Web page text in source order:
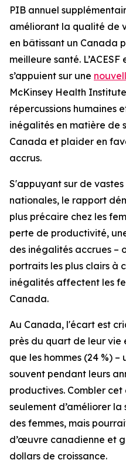
PIB annuel
améliorant la qualité de
en bâtissant un Canada
meilleure santé.
s’appuient sur une
McKinsey Health
répercussions humaines
inégalités en matière de
Canada et plaider en
accrus.
S'appuyant sur de
nationales, le rapport
plus précaire chez les
perte de productivité,
des inégalités accrues –
portraits les plus clairs à
inégalités affectent les
Canada.
Au Canada, l'écart est
près du quart de leur vie
que les hommes (24 %)
souvent pendant leurs
productives. Combler
seulement d’améliorer
des femmes, mais
d’œuvre canadienne et
dollars de croissance.